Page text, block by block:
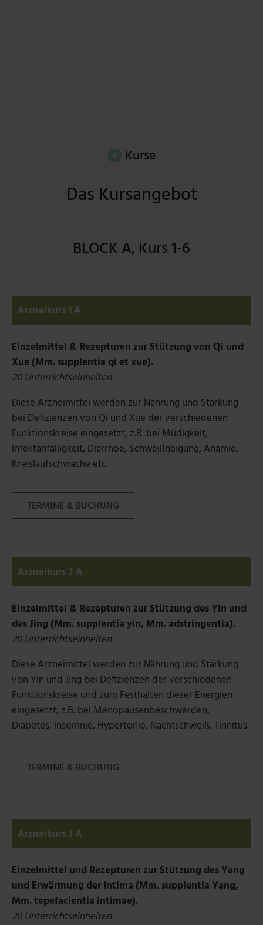
Kurse
Das Kursangebot
BLOCK A, Kurs 1-6
Arzneikurs 1 A
Einzelmittel & Rezepturen zur Stützung von Qi und
Xue (Mm. supplentia qi et xue).
20 Unterrichtseinheiten
Diese Arzneimittel werden zur Nährung und Stärkung
bei Defizienzen von Qi und Xue der verschiedenen
Funktionskreise eingesetzt, z.B. bei Müdigkeit,
Infektanfälligkeit, Diarrhoe, Schweißneigung, Anämie,
Kreislaufschwäche etc.
TERMINE & BUCHUNG
Arzneikurs 2 A
Einzelmittel & Rezepturen zur Stützung des Yin und
des Jing (Mm. supplentia yin, Mm. adstringentia).
20 Unterrichtseinheiten
Diese Arzneimittel werden zur Nährung und Stärkung
von Yin und Jing bei Defizienzen der verschiedenen
Funktionskreise und zum Festhalten dieser Energien
eingesetzt, z.B. bei Menopausenbeschwerden,
Diabetes, Insomnie, Hypertonie, Nachtschweiß, Tinnitus.
TERMINE & BUCHUNG
Arzneikurs 3 A
Einzelmittel und Rezepturen zur Stützung des Yang
und Erwärmung der Intima (Mm. supplentia Yang,
Mm. tepefacientia intimae).
20 Unterrichtseinheiten